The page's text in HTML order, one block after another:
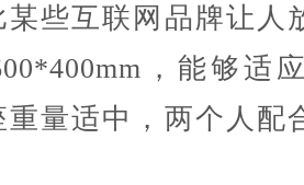
某些互联网品牌让人
，能够适
重量适中，两个人配